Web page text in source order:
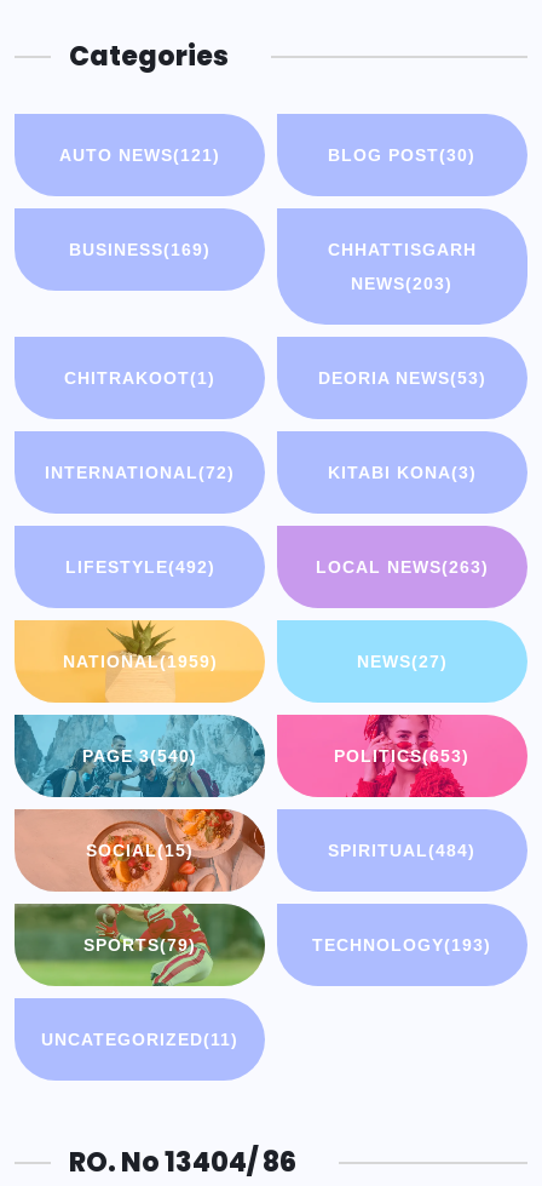
Categories
AUTO NEWS(121) BLOG POST(30)
BUSINESS(169)
CHHATTISGARH
NEWS(203)
CHITRAKOOT(1) DEORIA NEWS(53)
INTERNATIONAL(72) KITABI KONA(3)
LIFESTYLE(492) LOCAL NEWS(263)
NATIONAL(1959) NEWS(27)
PAGE 3(540) POLITICS(653)
SOCIAL(15) SPIRITUAL(484)
SPORTS(79) TECHNOLOGY(193)
UNCATEGORIZED(11)
RO. No 13404/ 86